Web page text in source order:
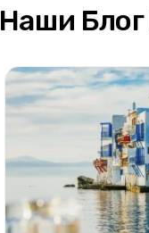
Наши